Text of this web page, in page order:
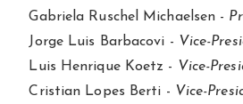
Gabriela Ruschel Michaelsen -
Jorge Luis Barbacovi - Vice-
Luis Henrique Koetz - Vice-
Cristian Lopes Berti - Vice-